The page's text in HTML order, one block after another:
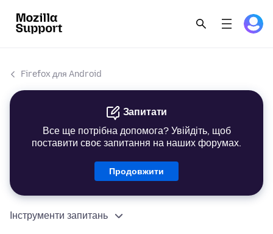
Firefox для Android
Запитати
Все ще потрібна допомога? Увійдіть, щоб
поставити своє запитання на наших форумах.
Продовжити
Інструменти запитань